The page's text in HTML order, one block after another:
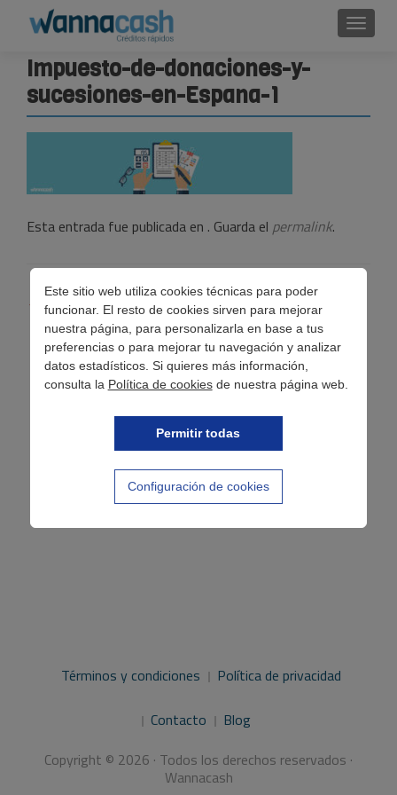
Este sitio web utiliza cookies técnicas para poder
funcionar. El resto de cookies sirven para mejorar
nuestra página, para personalizarla en base a tus
preferencias o para mejorar tu navegación y analizar
datos estadísticos. Si quieres más información,
consulta la Política de cookiesde nuestra página web.
Permitir todas
Configuración de cookies
Impuesto-de-donaciones-y-
sucesiones-en-Espana-1
Esta entrada fue publicada en . Guarda el permalink.
Navegación
de
entradas
← Impuesto de donaciones y sucesiones en España
Términos y condiciones Política de privacidad
Contacto
Blog
Copyright © 2026 · Todos los derechos reservados ·
Wannacash